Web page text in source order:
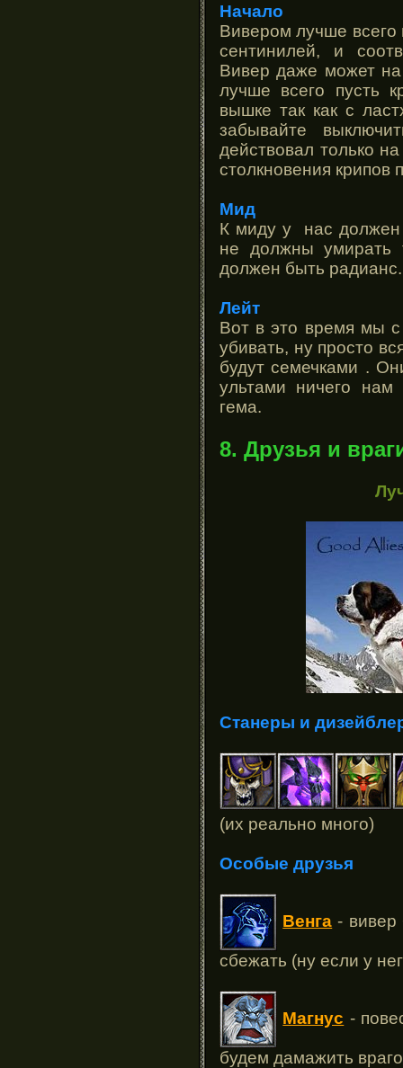
Начало
Вивером лучше всего
сентинилей, и
Вивер даже может
лучше всего пусть
вышке так как с
забывайте
действовал только
столкновения
Мид
К миду у нас
не должны
должен быть радианс.
Лейт
Вот в это время мы
убивать, ну просто
будут семечками .
ультами ничего
гема.
8. Друзья и
Станеры и
(их реально много)
Особые друзья
Венга - вивер
сбежать (ну если у
Магнус -
будем дамажить